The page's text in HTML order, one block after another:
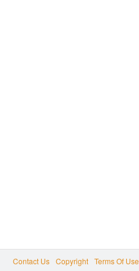
Contact Us Copyright Terms Of Use